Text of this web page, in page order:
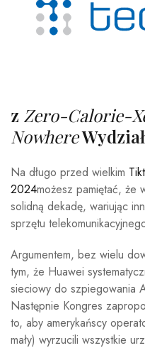
z Zero-Calorie-
NowhereWydział
Na długo przed wielkim
2024możesz pamiętać, że
solidną dekadę, wariując
sprzętu
Argumentem, bez wielu
tym, że Huawei
sieciowy do szpiegowania
Następnie Kongres
to, aby amerykańscy
mały) wyrzucili wszystkie